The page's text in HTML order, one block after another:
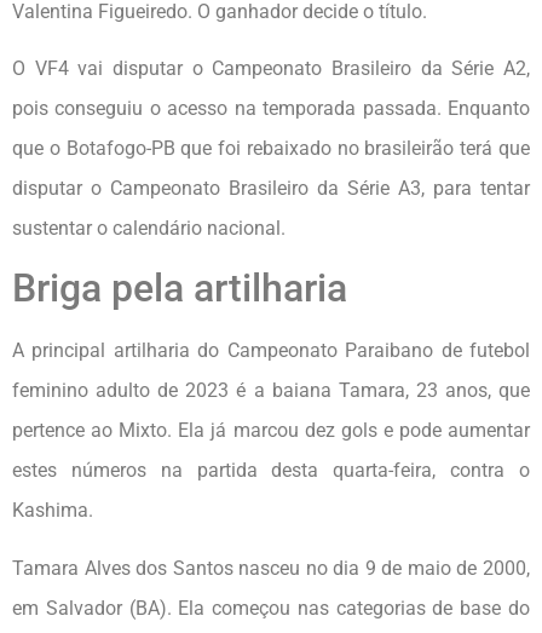
Valentina Figueiredo. O ganhador decide o título.
O VF4 vai disputar o Campeonato Brasileiro da Série A2,
pois conseguiu o acesso na temporada passada. Enquanto
que o Botafogo-PB que foi rebaixado no brasileirão terá que
disputar o Campeonato Brasileiro da Série A3, para tentar
sustentar o calendário nacional.
Briga pela artilharia
A principal artilharia do Campeonato Paraibano de futebol
feminino adulto de 2023 é a baiana Tamara, 23 anos, que
pertence ao Mixto. Ela já marcou dez gols e pode aumentar
estes números na partida desta quarta-feira, contra o
Kashima.
Tamara Alves dos Santos nasceu no dia 9 de maio de 2000,
em Salvador (BA). Ela começou nas categorias de base do